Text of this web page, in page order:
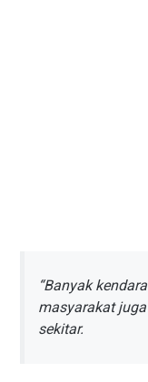
“Banyak
masyarakat
sekitar.